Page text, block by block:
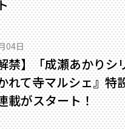
04日
禁】「成瀬あかりシ
れて寺マルシェ』特
載がスタート！